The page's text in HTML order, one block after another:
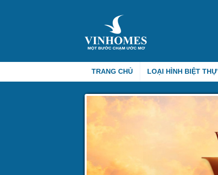
TRANG CHỦ LOẠI HÌNH BIỆT THỰ